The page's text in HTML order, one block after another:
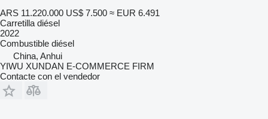
ARS 11.220.000 US$ 7.500 ≈ EUR 6.491
Carretilla diésel
2022
Combustible diésel
China, Anhui
YIWU XUNDAN E-COMMERCE FIRM
Contacte con el vendedor